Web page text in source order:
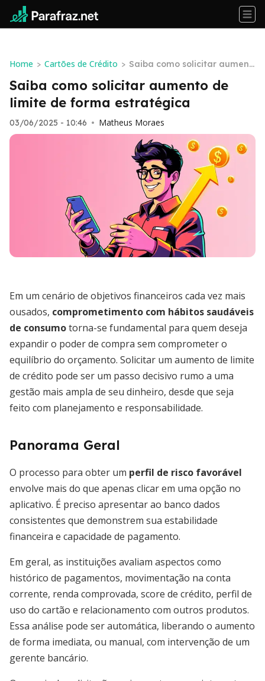
Home > Cartões de Crédito > Saiba como solicitar aument
o de limite de forma estraté
gica
Saiba como solicitar aumento de
limite de forma estratégica
03/06/2025 - 10:46 • Matheus Moraes
Em um cenário de objetivos financeiros cada vez mais
ousados, comprometimento com hábitos saudáveis
de consumotorna-se fundamental para quem deseja
expandir o poder de compra sem comprometer o
equilíbrio do orçamento. Solicitar um aumento de limite
de crédito pode ser um passo decisivo rumo a uma
gestão mais ampla de seu dinheiro, desde que seja
feito com planejamento e responsabilidade.
Panorama Geral
O processo para obter um perfil de risco favorável
envolve mais do que apenas clicar em uma opção no
aplicativo. É preciso apresentar ao banco dados
consistentes que demonstrem sua estabilidade
financeira e capacidade de pagamento.
Em geral, as instituições avaliam aspectos como
histórico de pagamentos, movimentação na conta
corrente, renda comprovada, score de crédito, perfil de
uso do cartão e relacionamento com outros produtos.
Essa análise pode ser automática, liberando o aumento
de forma imediata, ou manual, com intervenção de um
gerente bancário.